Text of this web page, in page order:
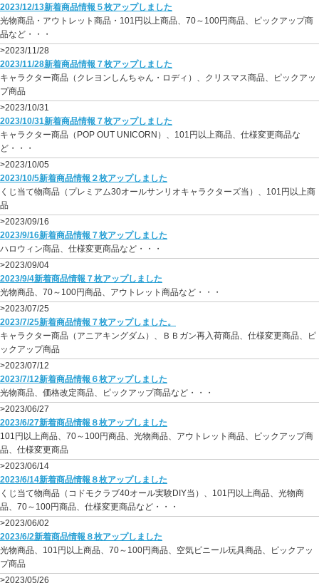
2023/12/13新着商品情報５枚アップしました
光物商品・アウトレット商品・101円以上商品、70～100円商品、ピックアップ商
品など・・・
>2023/11/28
2023/11/28新着商品情報７枚アップしました
キャラクター商品（クレヨンしんちゃん・ロディ）、クリスマス商品、ピックアッ
プ商品
>2023/10/31
2023/10/31新着商品情報７枚アップしました
キャラクター商品（POP OUT UNICORN）、101円以上商品、仕様変更商品な
ど・・・
>2023/10/05
2023/10/5新着商品情報２枚アップしました
くじ当て物商品（プレミアム30オールサンリオキャラクターズ当）、101円以上商
品
>2023/09/16
2023/9/16新着商品情報７枚アップしました
ハロウィン商品、仕様変更商品など・・・
>2023/09/04
2023/9/4新着商品情報７枚アップしました
光物商品、70～100円商品、アウトレット商品など・・・
>2023/07/25
2023/7/25新着商品情報７枚アップしました。
キャラクター商品（アニアキングダム）、ＢＢガン再入荷商品、仕様変更商品、ピ
ックアップ商品
>2023/07/12
2023/7/12新着商品情報６枚アップしました
光物商品、価格改定商品、ピックアップ商品など・・・
>2023/06/27
2023/6/27新着商品情報８枚アップしました
101円以上商品、70～100円商品、光物商品、アウトレット商品、ピックアップ商
品、仕様変更商品
>2023/06/14
2023/6/14新着商品情報８枚アップしました
くじ当て物商品（コドモクラブ40オール実験DIY当）、101円以上商品、光物商
品、70～100円商品、仕様変更商品など・・・
>2023/06/02
2023/6/2新着商品情報８枚アップしました
光物商品、101円以上商品、70～100円商品、空気ビニール玩具商品、ピックアッ
プ商品
>2023/05/26